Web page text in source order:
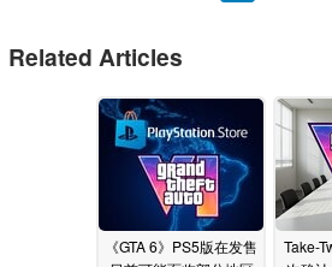
Related Articles
《GTA 6》PS5版在发售
Take-